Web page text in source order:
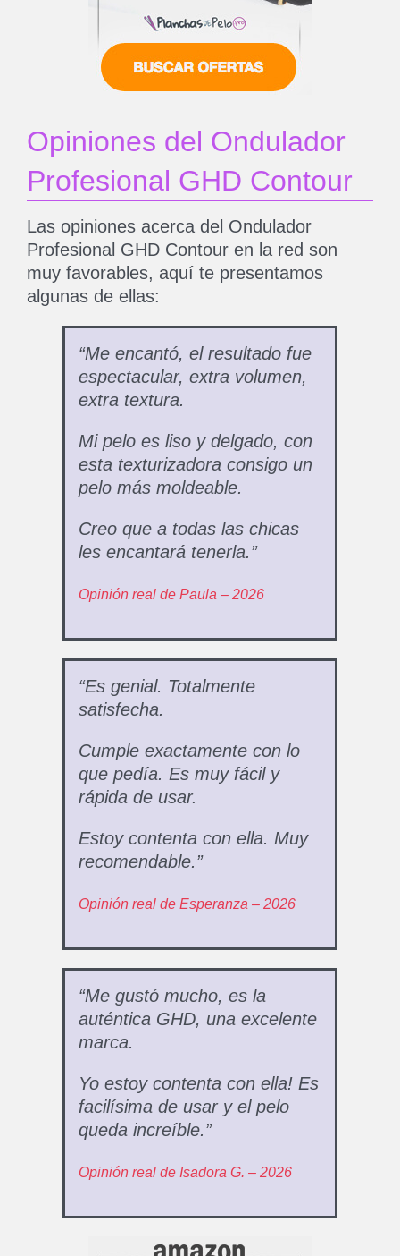
Opiniones del Ondulador
Profesional GHD Contour
Las opiniones acerca del Ondulador
Profesional GHD Contour en la red son
muy favorables, aquí te presentamos
algunas de ellas:
“Me encantó, el resultado fue
espectacular, extra volumen,
extra textura.
Mi pelo es liso y delgado, con
esta texturizadora consigo un
pelo más moldeable.
Creo que a todas las chicas
les encantará tenerla.”
Opinión real de Paula – 2026
“Es genial. Totalmente
satisfecha.
Cumple exactamente con lo
que pedía. Es muy fácil y
rápida de usar.
Estoy contenta con ella. Muy
recomendable.”
Opinión real de Esperanza – 2026
“Me gustó mucho, es la
auténtica GHD, una excelente
marca.
Yo estoy contenta con ella! Es
facilísima de usar y el pelo
queda increíble.”
Opinión real de Isadora G. – 2026